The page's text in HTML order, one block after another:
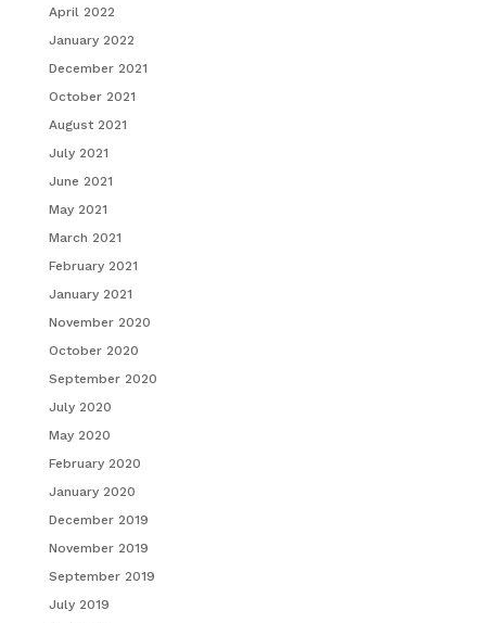
April 2022
January 2022
December 2021
October 2021
August 2021
July 2021
June 2021
May 2021
March 2021
February 2021
January 2021
November 2020
October 2020
September 2020
July 2020
May 2020
February 2020
January 2020
December 2019
November 2019
September 2019
July 2019